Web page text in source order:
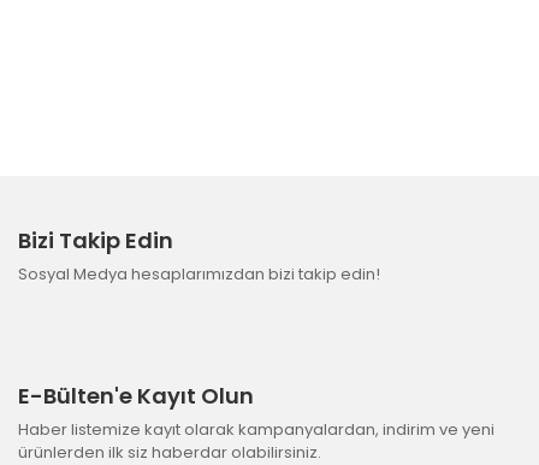
Bizi Takip Edin
Sosyal Medya hesaplarımızdan bizi takip edin!
E-Bülten'e Kayıt Olun
Haber listemize kayıt olarak kampanyalardan, indirim ve yeni
ürünlerden ilk siz haberdar olabilirsiniz.